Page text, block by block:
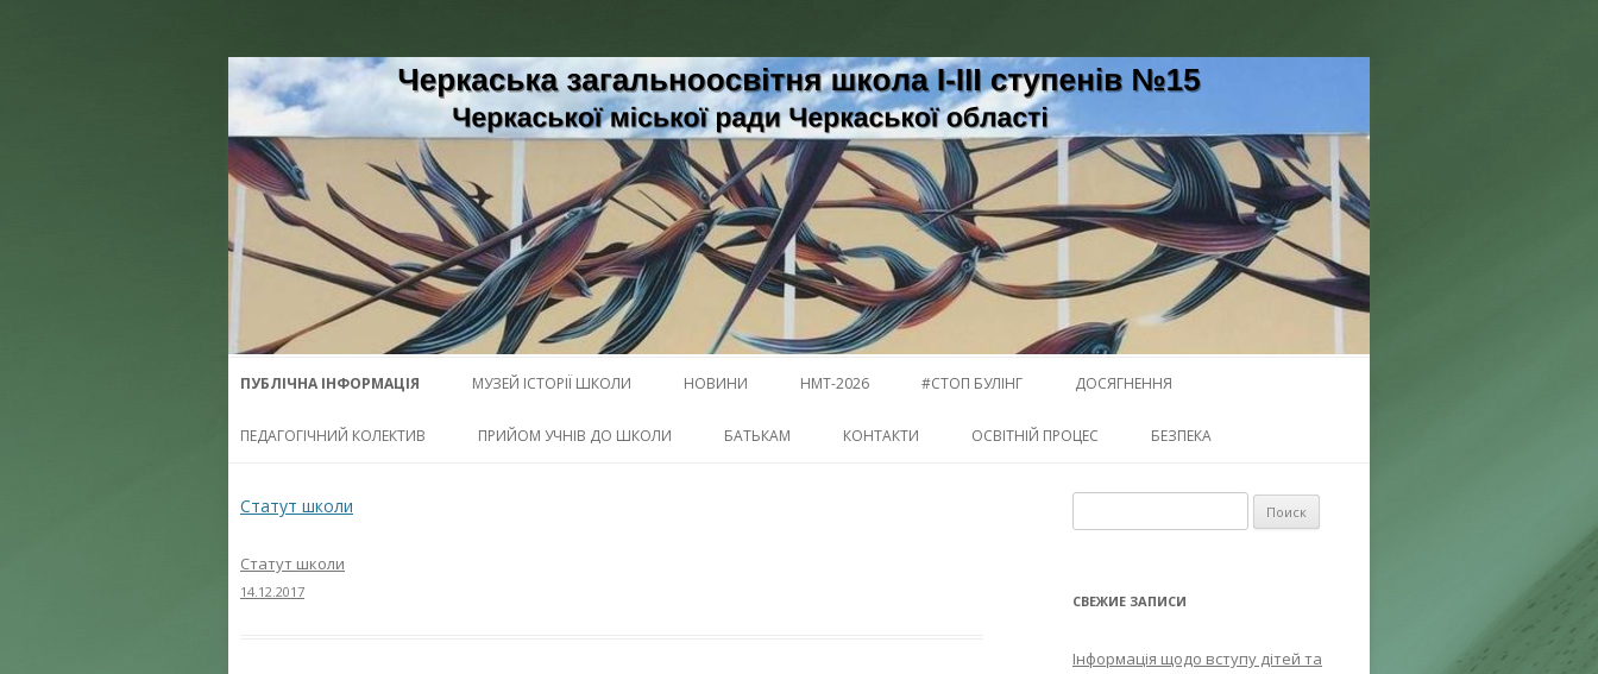
Черкаська загальноосвітня школа І-ІІІ ступенів № 15 Черкаської міської ради
Черкаської області
ПУБЛІЧНА ІНФОРМАЦІЯ МУЗЕЙ ІСТОРІЇ ШКОЛИ НОВИНИ НМТ-2026 #СТОП БУЛІНГ ДОСЯГНЕННЯ
ПЕДАГОГІЧНИЙ КОЛЕКТИВ ПРИЙОМ УЧНІВ ДО ШКОЛИ БАТЬКАМ КОНТАКТИ ОСВІТНІЙ ПРОЦЕС БЕЗПЕКА
Статут школи
Статут школи
14.12.2017
СВЕЖИЕ ЗАПИСИ
Інформація щодо вступу дітей та